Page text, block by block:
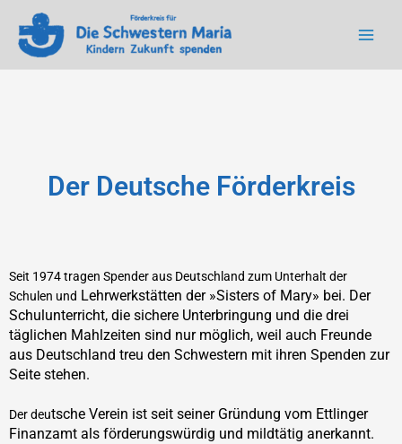
Der Deutsche Förderkreis
Seit 1974 tragen Spender aus Deutschland zum Unterhalt der
Schulen und Lehrwerkstätten der »Sisters of Mary» bei. Der
Schulunterricht, die sichere Unterbringung und die drei
täglichen Mahlzeiten sind nur mögl ich, weil auch Freunde
aus Deutschland treu den Schwestern mit ihren Spenden zur
Seite stehen.
Der deutsche Verein ist seit seiner Gründung vom Ettlinger
Finanzamt als förderungswürdig und mildtätig anerkannt.